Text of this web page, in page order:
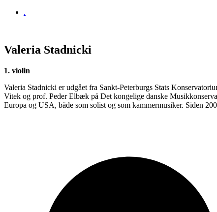
.
Valeria Stadnicki
1. violin
Valeria Stadnicki er udgået fra Sankt-Peterburgs Stats
Vitek og prof. Peder Elbæk på Det kongelige danske
Europa og USA, både som solist og som kammermusiker. Siden